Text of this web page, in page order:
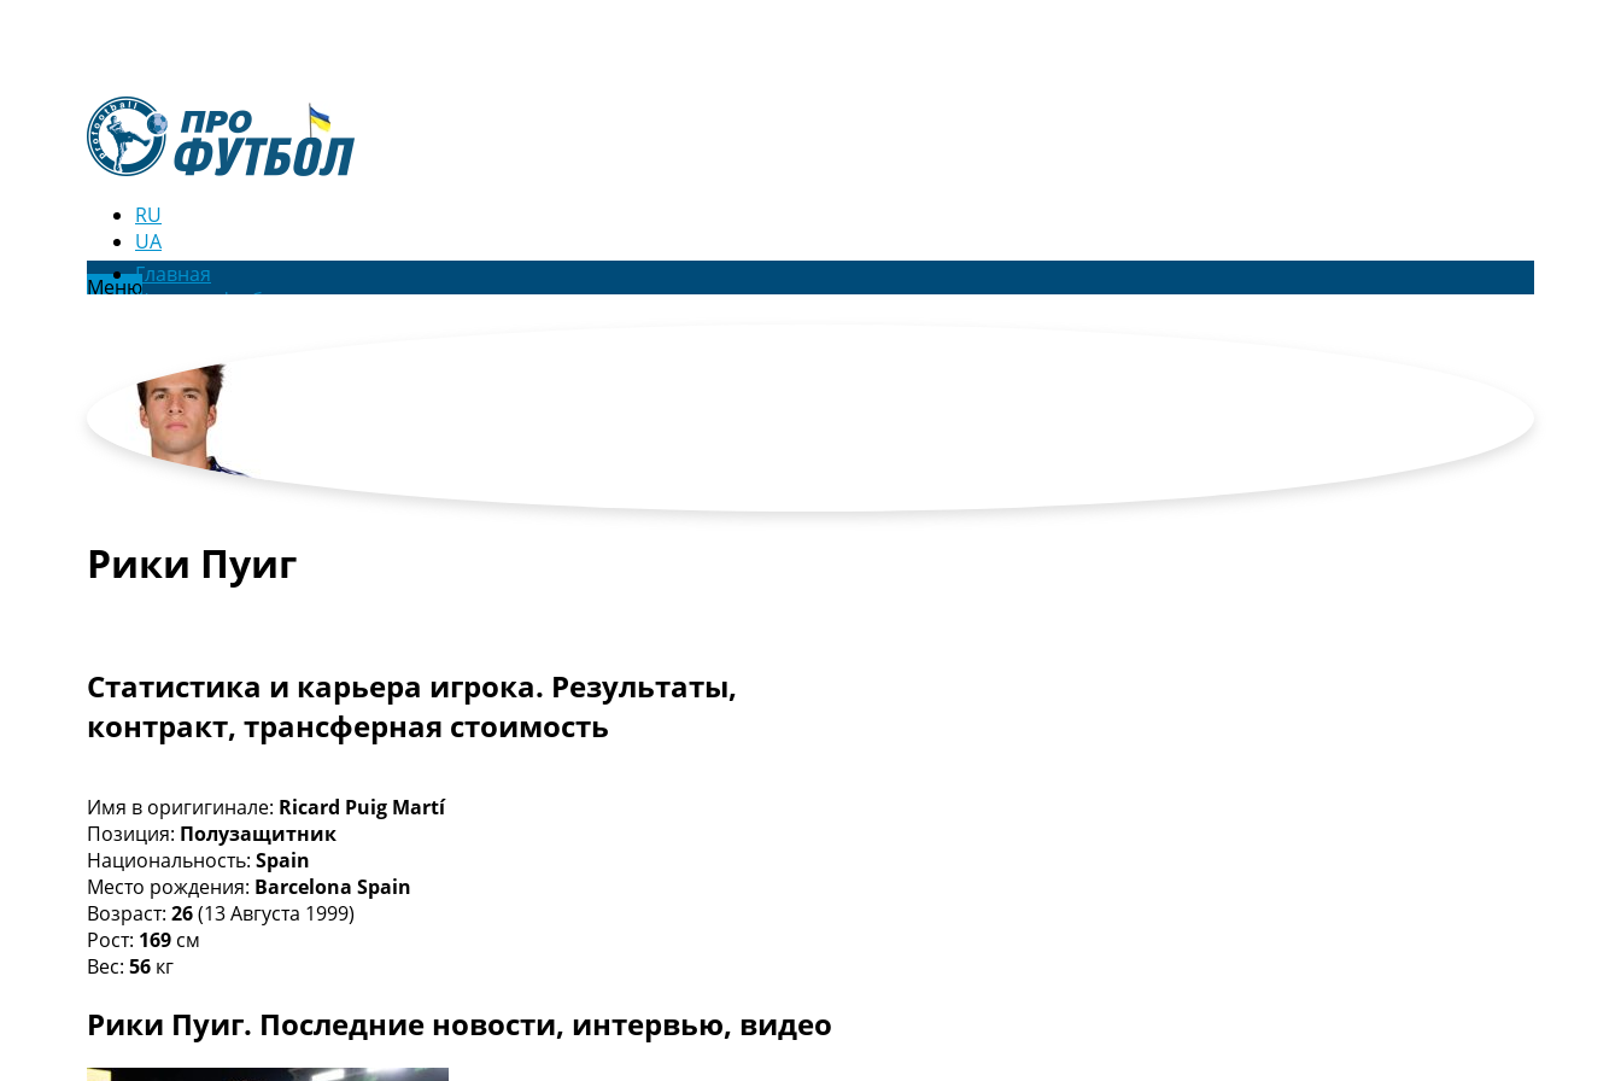
RU
UA
МенюГлавная
Новости футбола
Новости футбола Украины
Последние комментарии
Конкурс прогнозов
Логин
Рейтинги
Турниры
Чемпионат Мира
Англия. Премьер Лига
Испания. Ла Лига
Другие Турниры >>>
Таблицы групп Чемпионата Мира
Украина. Премьер-Лига
Украина. Первая Лига
Лига Чемпионов. Таблицы групп
Англия. Премьер-Лига
Испания. Ла Лига
Рейтинг стран УЕФА
Рейтинг клубов УЕФА
Рейтинг ФИФА
Рики Пуиг
Статистика и карьера игрока. Результаты,
контракт, трансферная стоимость
Имя в оригигинале: Ricard Puig Martí
Позиция: Полузащитник
Национальность: Spain
Место рождения: Barcelona Spain
Возраст: 26(13 Августа 1999)
Рост: 169 см
Вес: 56 кг
Рики Пуиг. Последние новости, интервью, видео